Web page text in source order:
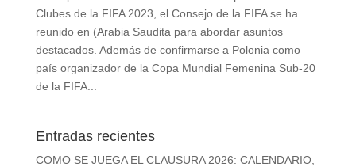
Clubes de la FIFA 2023, el Consejo de la FIFA se ha
reunido en (Arabia Saudita para abordar asuntos
destacados. Además de confirmarse a Polonia como
país organizador de la Copa Mundial Femenina Sub-20
de la FIFA...
Entradas recientes
COMO SE JUEGA EL CLAUSURA 2026: CALENDARIO,